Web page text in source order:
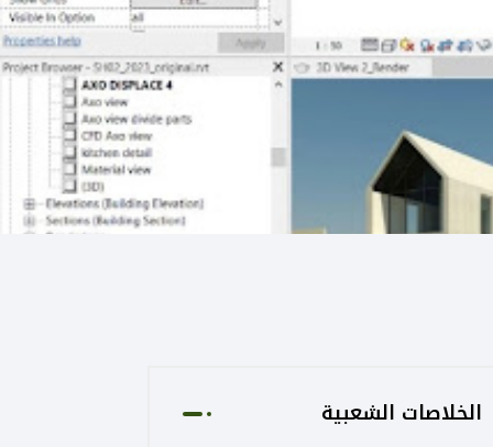
الخلاصات الشعبية